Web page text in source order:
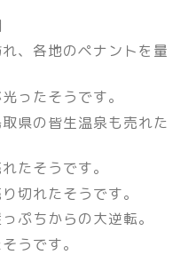
、各地のペナントを量
ったそうです。
県の皆生温泉も売れた
たそうです。
切れたそうです。
ぷちからの大逆転。
うです。